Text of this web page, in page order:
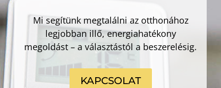
Mi segítünk megtalálni az otthonához
legjobban illő, energiahatékony
megoldást – a választástól a beszerelésig.
KAPCSOLAT